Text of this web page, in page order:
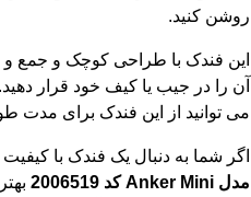
روشن کنید.
این فندک با طراحی کوچک و جمع
آن را در جیب یا کیف خود قرار
می توانید از این فندک برای مدت
اگر شما به دنبال یک فندک با
مدل Anker Mini کد 2006519